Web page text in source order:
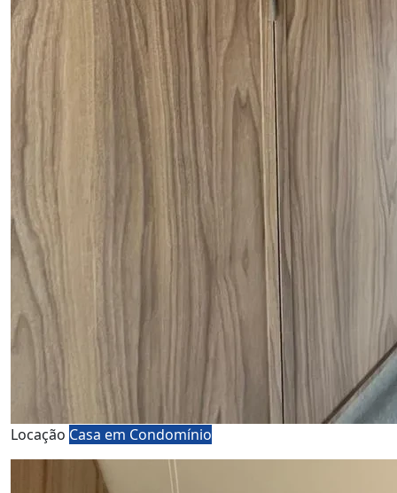
Locação Casa em Condomínio